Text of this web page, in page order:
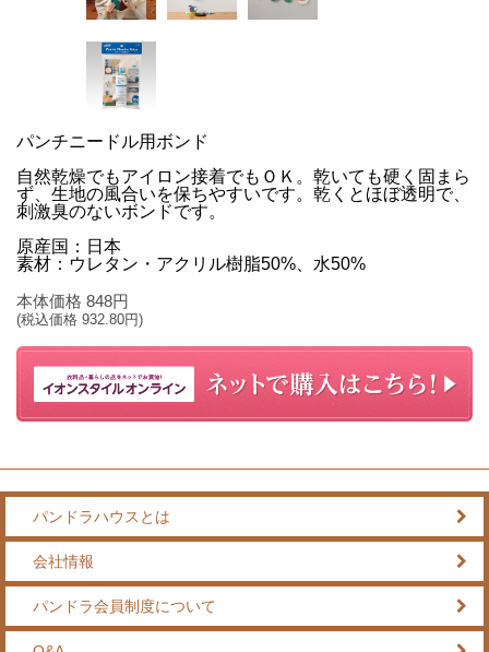
パンチニードル用ボンド
自然乾燥でもアイロン接着でもＯＫ。乾いても硬く固まら
ず、生地の風合いを保ちやすいです。乾くとほぼ透明で、
刺激臭のないボンドです。
原産国：日本
素材：ウレタン・アクリル樹脂50%、水50%
本体価格 848円
(税込価格 932.80円)
パンドラハウスとは
会社情報
パンドラ会員制度について